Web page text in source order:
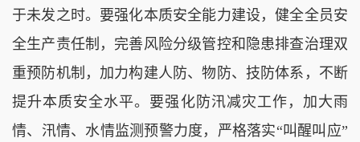
于未发之时。要强化本质安全能力建设，健全全员安
全生产责任制，完善风险分级管控和隐患排查治理双
重预防机制，加力构建人防、物防、技防体系，不断
提升本质安全水平。要强化防汛减灾工作，加大雨
情、汛情、水情监测预警力度，严格落实“叫醒叫应”